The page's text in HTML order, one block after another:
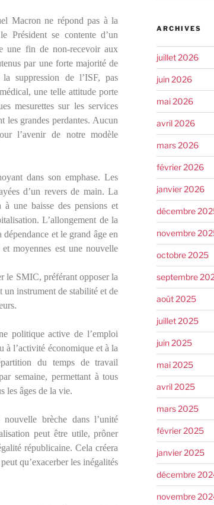
Macron ne répond pas à la
Président se contente d’un
une fin de non-recevoir aux
par une forte majorité de
suppression de l’ISF, pas
une telle attitude porte
mesurettes sur les services
les grandes perdantes. Aucun
l’avenir de notre modèle
dans son emphase. Les
d’un revers de main. La
une baisse des pensions et
L’allongement de la
et le grand âge en
moyennes est une nouvelle
le SMIC, préférant opposer la
instrument de stabilité et de
politique active de l’emploi
à l’activité économique et à la
du temps de travail
semaine, permettant à tous
les âges de la vie.
brèche dans l’unité
peut être utile, prôner
républicaine. Cela créera
qu’exacerber les inégalités
ARCHIVES
juillet 2026
juin 2026
mai 2026
avril 2026
mars 2026
février 2026
janvier 2026
décembre
novembre
octobre 2025
septembre
août 2025
juillet 2025
juin 2025
mai 2025
avril 2025
mars 2025
février 2025
janvier 2025
décembre
novembre